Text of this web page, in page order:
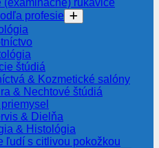
(examinačné) rukavice
profesie
štúdiá
& Kozmetické salóny
& Nechtové štúdiá
& Dielňa
& Histológia
ľudí s citlivou pokožkou